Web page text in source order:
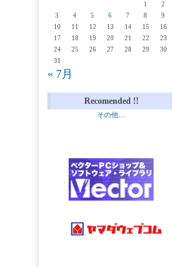
1
2
3
4 5 6 7 8
9
10
11 12 13 14 15
16
17
18 19 20 21 22
23
24
25 26 27 28 29
30
31
« 7月
Recomended !!
その他…